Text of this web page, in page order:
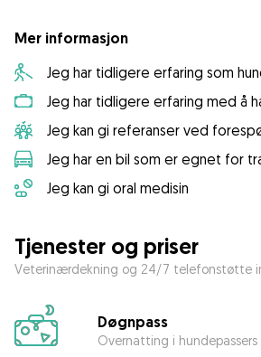
Mer informasjon
Jeg har tidligere erfaring som
Jeg har tidligere erfaring med å
Jeg kan gi referanser ved
Jeg har en bil som er egnet for
Jeg kan gi oral medisin
Tjenester og priser
Veterinærdekning og 24/7 telefonstøtte
Døgnpass
Overnatting i hundepassers